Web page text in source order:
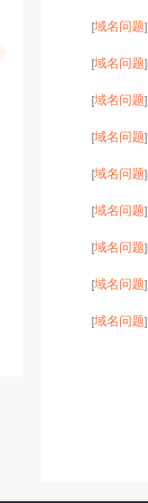
[域名问题]
[域名问题]
[域名问题]
[域名问题]
[域名问题]
[域名问题]
[域名问题]
[域名问题]
[域名问题]